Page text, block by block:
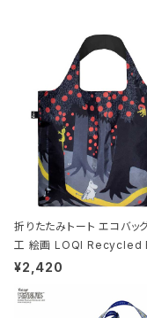
折りたたみトート エコバッ
工 絵画 LOQI Recycled
ーキー 大きめ トートバッ
¥2,420